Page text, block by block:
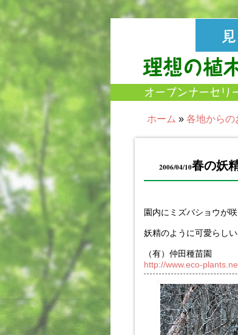
ホーム » 各地からの
2006/04/10春の妖
園内にミズバショウが咲
妖精のように可愛らし
（有）仲田種苗園
http://www.eco-